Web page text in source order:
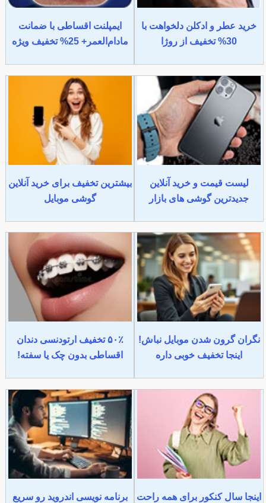
خرید عطر و ادکلن دلخواهت با
30% تخفیف از روژا
ایمپلنت اقساطی با ضمانت
مادام‌العمر+ 25% تخفیف ویژه
لیست قیمت و خرید آنلاین
جدیدترین گوشی های بازار
بیشترین تخفیف برای خرید آنلاین
گوشی موبایل
نگران گرون شدن موبایل نباش!
اینجا تخفیف خوبی داره
۵۰٪ تخفیف ارتودنسی دندان
اقساطی بدون چک یا سفته!
اینجا سال کنکور برای همه راحت برنامه نویسی اندروید رو سریع